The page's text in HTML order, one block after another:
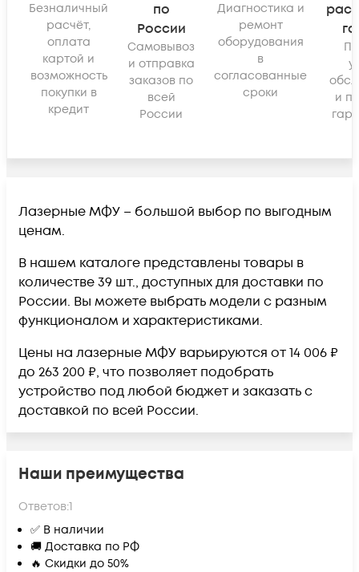
Безналичный
расчёт,
оплата
картой и
возможность
покупки в
кредит
по
России
Самовывоз
и отправка
заказов по
всей
России
Диагностика и
ремонт
оборудования
в
согласованные
сроки
и
Лазерные МФУ – большой выбор по выгодным
ценам.
В нашем каталоге представлены товары в
количестве 39 шт., доступных для доставки по
России. Вы можете выбрать модели с разным
функционалом и характеристиками.
Цены на лазерные МФУ варьируются от 14 006 ₽
до 263 200 ₽, что позволяет подобрать
устройство под любой бюджет и заказать с
доставкой по всей России.
Наши преимущества
Ответов:1
✅ В наличии
🚚 Доставка по РФ
🔥 Скидки до 50%